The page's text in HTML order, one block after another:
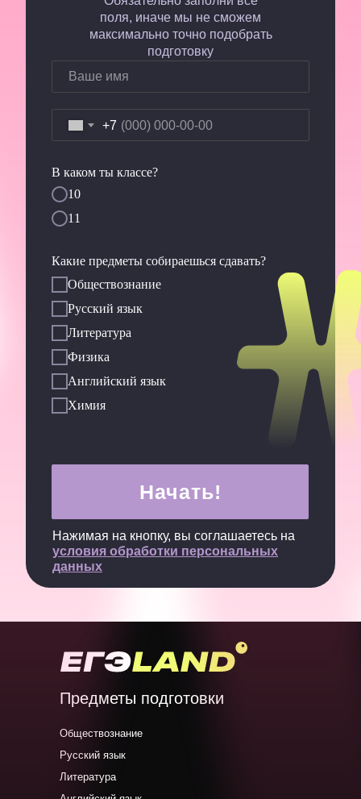
поля, иначе мы не сможем
максимально точно подобрать
подготовку
Начать!
+7
В каком ты классе?
10
11
Какие предметы собираешься сдавать?
Обществознание
Русский язык
Литература
Физика
Английский язык
Химия
Нажимая на кнопку, вы соглашаетесь на
условия обработки персональных
данных
Обществознание
Русский язык
Литература
Предметы подготовки